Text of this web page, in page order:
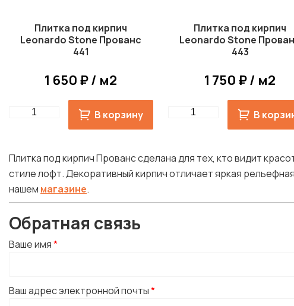
Плитка под кирпич
Leonardo Stone Прованс
441
1 650 ₽ / м2
Quantity В корзину
Плитка под кирпич
Leonardo Stone
443
1 750 ₽ / м2
Quantity В
Плитка под кирпич Прованс сделана для тех, кто видит
стиле лофт. Декоративный кирпич отличает яркая
нашем магазине.
Обратная связь
Ваше имя*
Ваш адрес электронной почты*